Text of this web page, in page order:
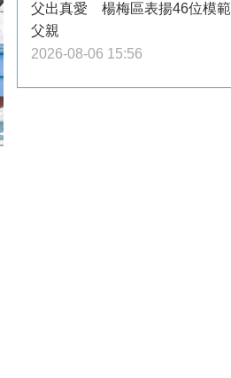
父出真愛 楊梅區表揚46位模範
父親
2026-08-06 15:56